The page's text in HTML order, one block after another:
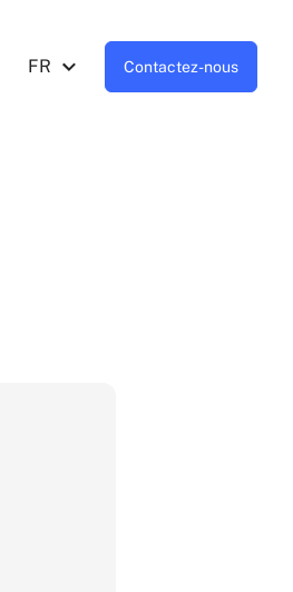
Contactez-nous
FR